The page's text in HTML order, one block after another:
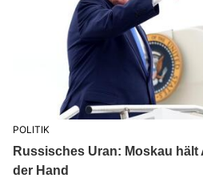
POLITIK
Russisches Uran: Moskau
der Hand